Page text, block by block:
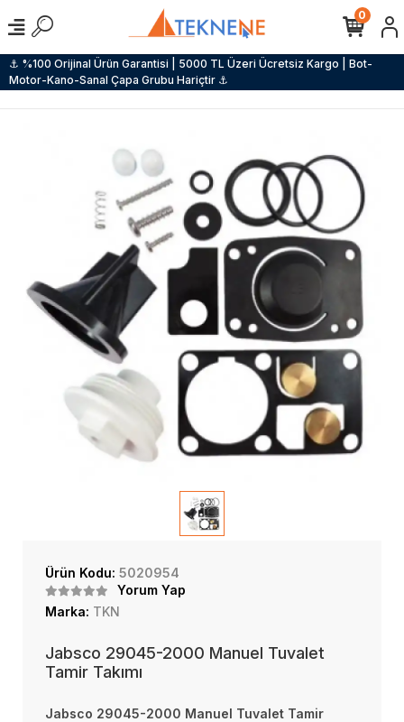
⚓ %100 Orijinal Ürün Garantisi | 5000 TL Üzeri Ücretsiz Kargo | Bot-
Motor-Kano-Sanal Çapa Grubu Hariçtir ⚓
0
Ürün Kodu: 5020954
Yorum Yap
Marka: TKN
Jabsco 29045-2000 Manuel Tuvalet
Tamir Takımı
Jabsco 29045-2000 Manuel Tuvalet Tamir